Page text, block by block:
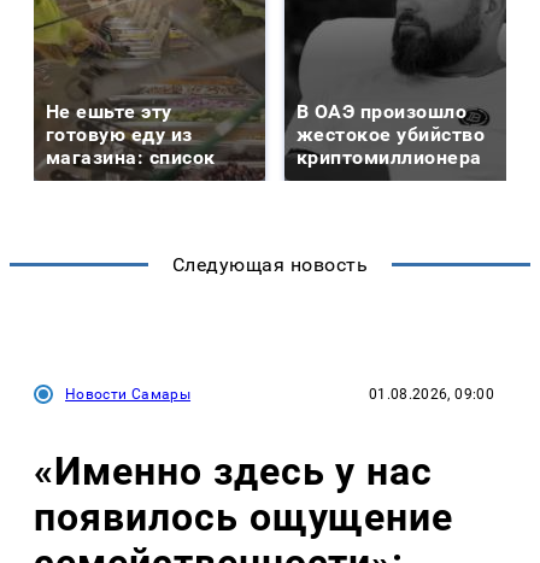
Не ешьте эту
готовую еду из
магазина: список
В ОАЭ произошло
жестокое убийство
криптомиллионера
Следующая новость
Новости Самары 01.08.2026, 09:00
«Именно здесь у нас
появилось ощущение